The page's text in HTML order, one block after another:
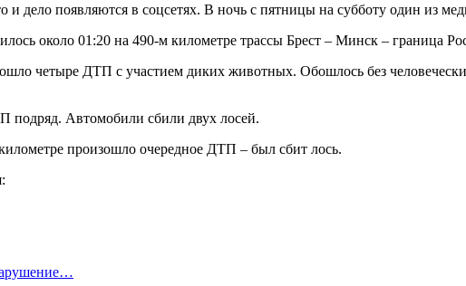
и дело появляются в соцсетях. В ночь с пятницы на субботу один из
около 01:20 на 490-м километре трассы Брест – Минск – граница
четыре ДТП с участием диких животных. Обошлось без
подряд. Автомобили сбили двух лосей.
произошло очередное ДТП – был сбит лось.